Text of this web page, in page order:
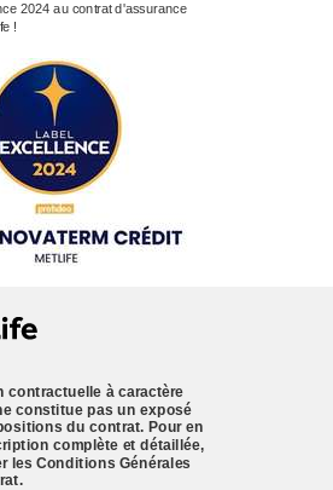
contractuelle à caractère
constitue pas un exposé
du contrat. Pour en
complète et détaillée,
les Conditions Générales
2024 au contrat d'assurance
!